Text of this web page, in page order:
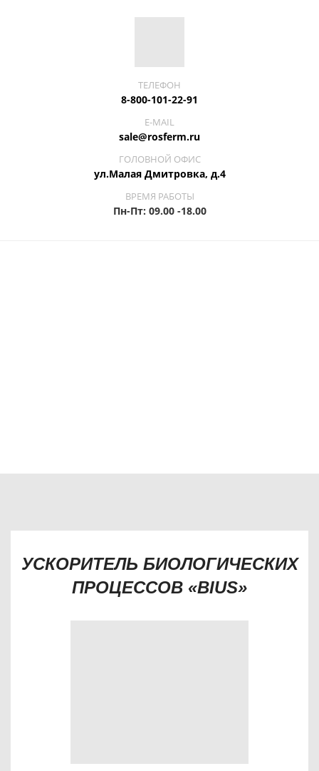
ТЕЛЕФОН
8-800-101-22-91
E-MAIL
sale@rosferm.ru
ГОЛОВНОЙ ОФИС
ул.Малая Дмитровка, д.4
ВРЕМЯ РАБОТЫ
Пн-Пт: 09.00 -18.00
УСКОРИТЕЛЬ БИОЛОГИЧЕСКИХ
ПРОЦЕССОВ «BIUS»